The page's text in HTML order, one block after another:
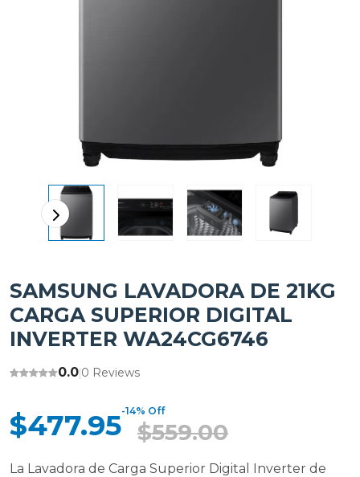
SAMSUNG LAVADORA DE 21KG
CARGA SUPERIOR DIGITAL
INVERTER WA24CG6746
0.0|0 Reviews
$477.95-14% Off
$559.00
La Lavadora de Carga Superior Digital Inverter de